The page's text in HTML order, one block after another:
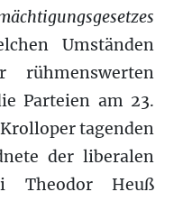
Umständen
Parteien am 23.
tagenden
der liberalen
Theodor Heuß